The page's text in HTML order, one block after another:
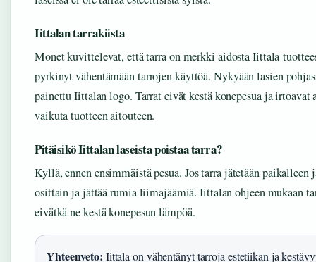
Iittalan tarrakiista
Monet kuvittelevat, että tarra on merkki aidosta Iittala-
pyrkinyt vähentämään tarrojen käyttöä. Nykyään lasien
painettu Iittalan logo. Tarrat eivät kestä konepesua ja irtoavat
vaikuta tuotteen aitouteen.
Pitäisikö Iittalan laseista poistaa tarra?
Kyllä, ennen ensimmäistä pesua. Jos tarra jätetään paikalleen
osittain ja jättää rumia liimajäämiä. Iittalan ohjeen mukaan
eivätkä ne kestä konepesun lämpöä.
Yhteenveto: Iittala on vähentänyt tarroja estetiikan ja